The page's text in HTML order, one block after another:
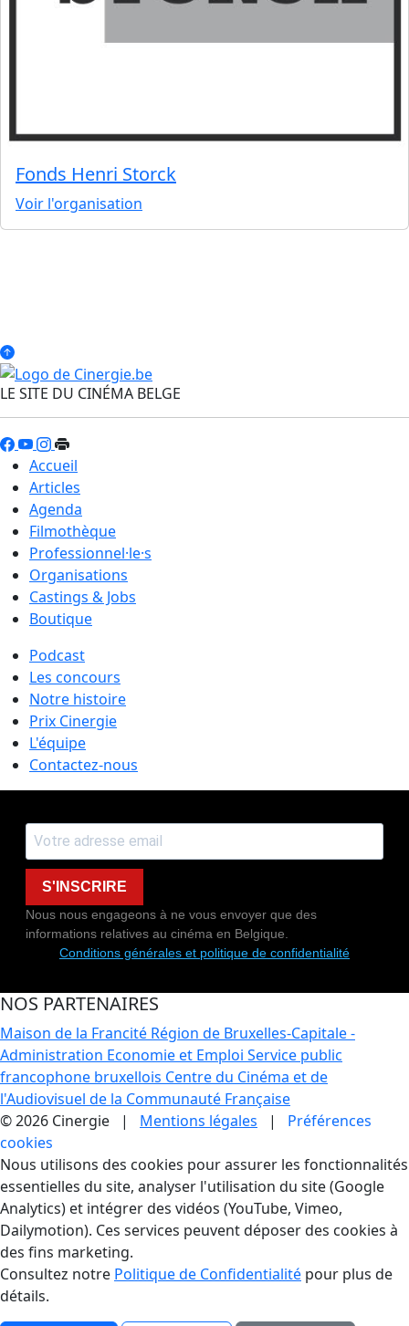
Fonds Henri Storck
Voir l'organisation
LE SITE DU CINÉMA BELGE
Accueil
Articles
Agenda
Filmothèque
Professionnel·le·s
Organisations
Castings & Jobs
Boutique
Podcast
Les concours
Notre histoire
Prix Cinergie
L'équipe
Contactez-nous
S'INSCRIRE
Nous nous engageons à ne vous envoyer que des
informations relatives au cinéma en Belgique.
Conditions générales et politique de confidentialité
NOS PARTENAIRES
Maison de la Francité Région de Bruxelles-Capitale -
Administration Economie et Emploi Service public
francophone bruxellois Centre du Cinéma et de
l'Audiovisuel de la Communauté Française
© 2026 Cinergie | Mentions légales | Préférences
cookies
Gestion des Cookies
Nous utilisons des cookies pour assurer les fonctionnalités
essentielles du site, analyser l'utilisation du site (Google
Analytics) et intégrer des vidéos (YouTube, Vimeo,
Dailymotion). Ces services peuvent déposer des cookies à
des fins marketing.
Consultez notre Politique de Confidentialité pour plus de
détails.